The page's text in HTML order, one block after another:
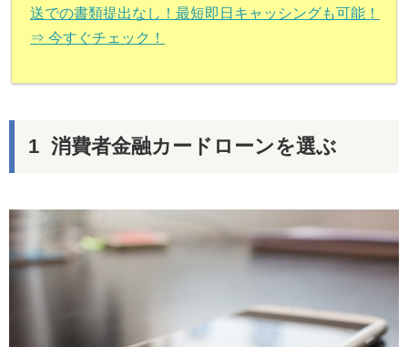
送での書類提出なし！最短即日キャッシングも可能！
⇒ 今すぐチェック！
消費者金融カードローンを選ぶ